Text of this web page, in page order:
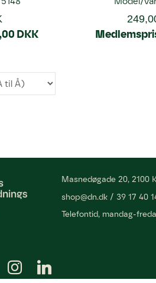
DKK
Masnedøgade 20, 2100
shop@dn.dk / 39 17 40
Telefontid, mandag-